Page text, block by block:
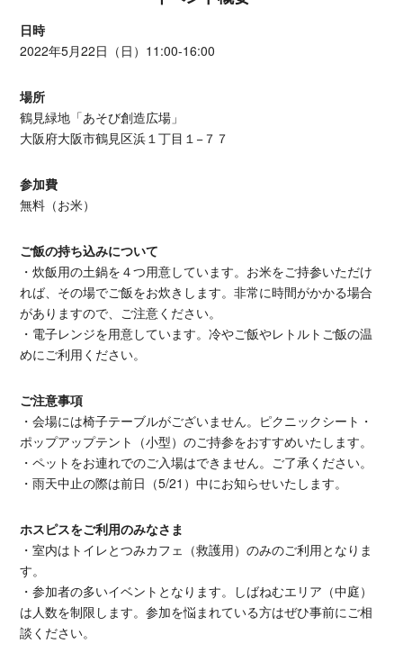
日時
2022年5月22日（日）11:00-16:00
​場所
鶴見緑地「あそび創造広場」
大阪府大阪市鶴見区浜１丁目１−７７
参加費
無料（お米）
ご飯の持ち込みについて
・炊飯用の土鍋を４つ用意しています。お米をご持参いただけ
れば、その場でご飯をお炊きします。非常に時間がかかる場合
がありますので、ご注意ください。
・電子レンジを用意しています。冷やご飯やレトルトご飯の温
めにご利用ください。
ご注意事項
・会場には椅子テーブルがございません。ピクニックシート・
ポップアップテント（小型）のご持参をおすすめいたします。
・ペットをお連れでのご入場はできません。ご了承ください。
・雨天中止の際は前日（5/21）中にお知らせいたします。
ホスピスをご利用のみなさま
・室内はトイレとつみカフェ（救護用）のみのご利用となりま
す。
・参加者の多いイベントとなります。しばねむエリア（中庭）
は人数を制限します。参加を悩まれている方はぜひ事前にご相
談ください。